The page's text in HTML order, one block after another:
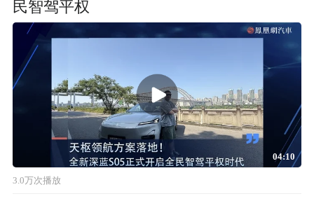
民智驾平权
04:10
3.0万次播放